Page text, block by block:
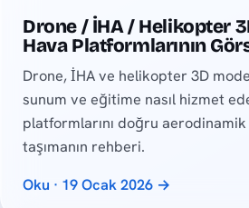
Drone / İHA / Helikopter
Hava Platformlarının
Drone, İHA ve helikopter 3D
sunum ve eğitime nasıl hizmet
platformlarını doğru
taşımanın rehberi.
Oku · 19 Ocak 2026 →